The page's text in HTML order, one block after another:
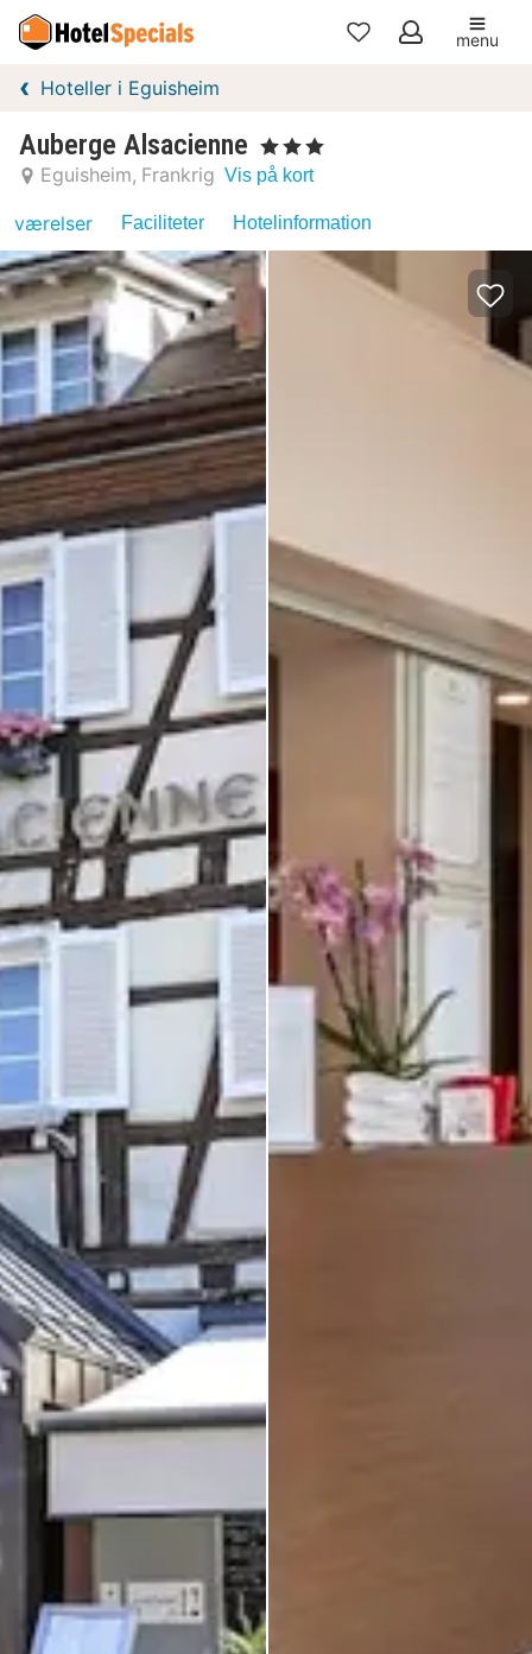
Mine
menu
Hoteller i Eguisheim
Auberge Alsacienne , 3 Stjerner
Eguisheim Frankrig Vis på kort
værelser Faciliteter Hotelinformation